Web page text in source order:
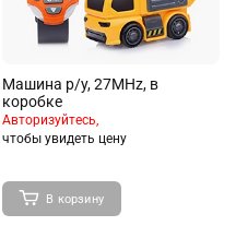
Машина р/у, 27MHz, в
коробке
Авторизуйтесь,
чтобы увидеть цену
В корзину